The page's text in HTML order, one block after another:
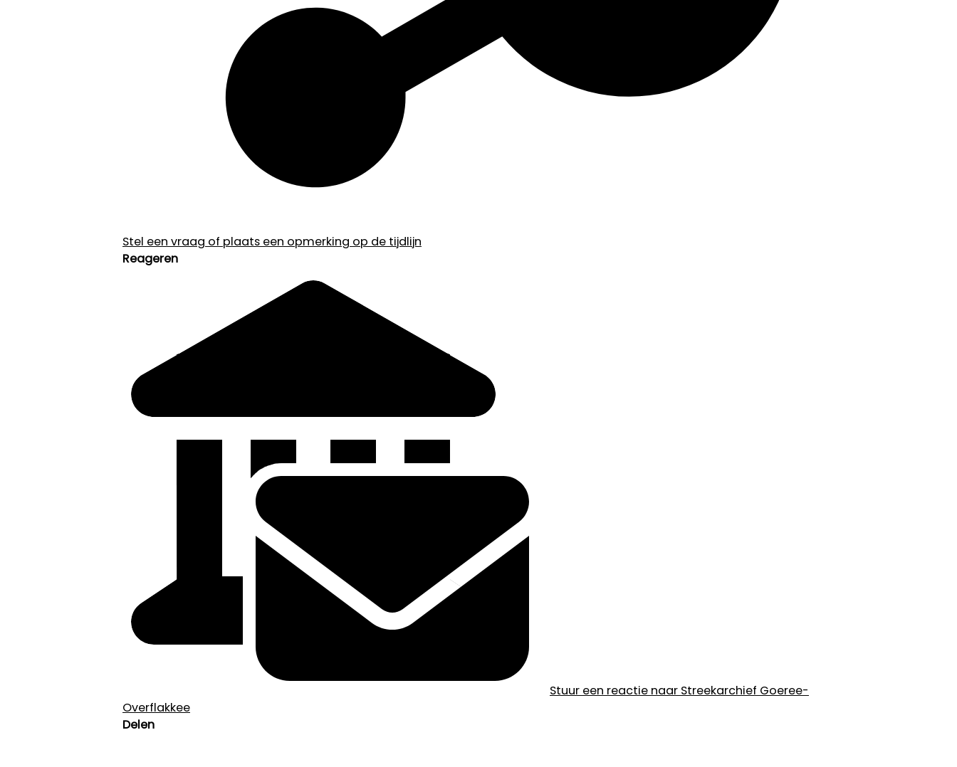
Stel een vraag of plaats een opmerking op de tijdlijn
Reageren
Stuur een reactie naar Streekarchief Goeree-
Overflakkee
Delen